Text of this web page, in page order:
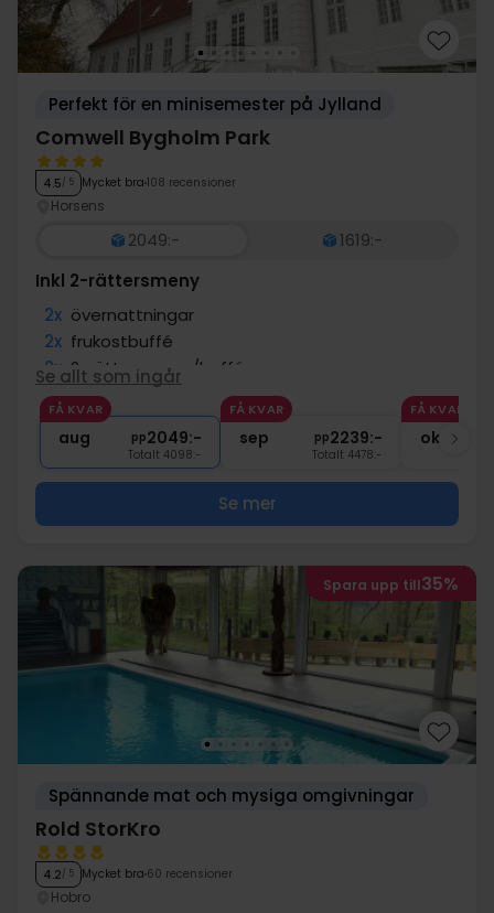
Perfekt för en minisemester på Jylland
Comwell Bygholm Park
4.5/ 5 Mycket bra 108 recensioner
Horsens
2049:-
1619:-
Inkl 2-rättersmeny
2x övernattningar
2x frukostbuffé
2x 2-rättersmeny/buffé
2x kaffe att ta med
∞ Gratis parkering
Se allt som ingår
FÅ KVAR
aug pp2049:-
Totalt 4098:-
FÅ KVAR
sep pp2239:-
Totalt 4478:-
FÅ KVAR
okt
Se mer
Spara upp till35%
Spännande mat och mysiga omgivningar
Rold StorKro
4.2/ 5 Mycket bra 60 recensioner
Hobro